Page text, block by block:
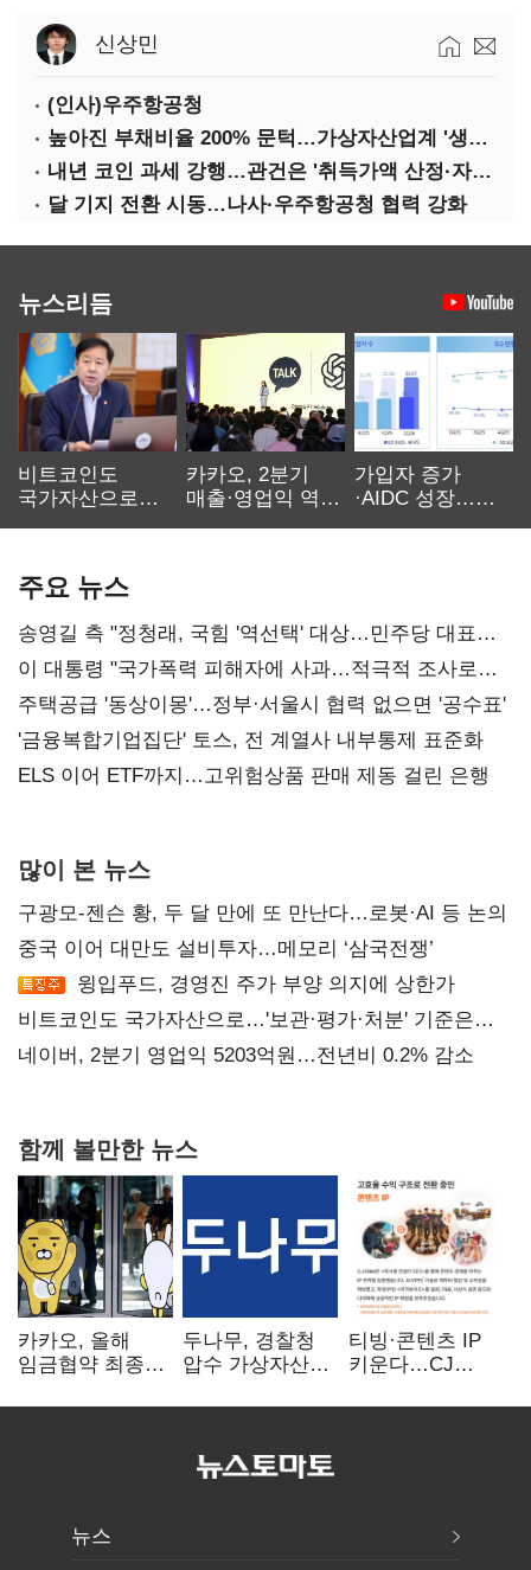
신상민
(인사)우주항공청
높아진 부채비율 200% 문턱…가상자산업계 '생존 시험대'
내년 코인 과세 강행…관건은 '취득가액 산정·자산 이동'
달 기지 전환 시동…나사·우주항공청 협력 강화
뉴스리듬
비트코인도
국가자산으로…'
카카오, 2분기
매출·영업익 역대
가입자 증가
·AIDC 성장…
주요 뉴스
송영길 측 "정청래, 국힘 '역선택' 대상…민주당 대표로
총선 지휘 못해"
이 대통령 "국가폭력 피해자에 사과…적극적 조사로
진실 밝혀야"
주택공급 '동상이몽'…정부·서울시 협력 없으면 '공수표'
'금융복합기업집단' 토스, 전 계열사 내부통제 표준화
ELS 이어 ETF까지…고위험상품 판매 제동 걸린 은행
많이 본 뉴스
구광모-젠슨 황, 두 달 만에 또 만난다…로봇·AI 등 논의
중국 이어 대만도 설비투자…메모리 ‘삼국전쟁’
윙입푸드, 경영진 주가 부양 의지에 상한가
비트코인도 국가자산으로…'보관·평가·처분' 기준은
숙제
네이버, 2분기 영업익 5203억원…전년비 0.2% 감소
함께 볼만한 뉴스
카카오, 올해
임금협약 최종
인상·격려금
두나무, 경찰청
압수 가상자산
커스터디 사업
티빙·콘텐츠 IP
키운다…CJ
글로벌 확장 가속
뉴스